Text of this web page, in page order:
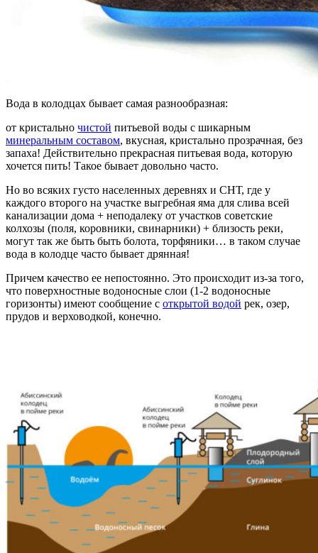
Вода в колодцах бывает самая разнообразная:
от кристально чистой питьевой воды с шикарным
минеральным составом, вкусная, кристально прозрачная, без
запаха! Действительно прекрасная питьевая вода, которую
хочется пить! Такое бывает довольно часто.
Но во всяких густо населенных деревнях и СНТ, где у
каждого второго на участке выгребная яма для слива всей
канализации дома + неподалеку от участков советские
колхозы (поля, коровники, свинарники) + близость реки,
могут так же быть быть болота, торфяники… в таком случае
вода в колодце часто бывает дрянная!
Причем качество ее непостоянно. Это происходит из-за того,
что поверхностные водоносные слои (1-2 водоносные
горизонты) имеют сообщение с открытой водой рек, озер,
прудов и верховодкой, конечно.